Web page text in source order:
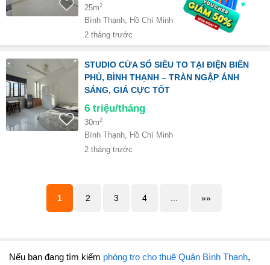
25m2
Bình Thạnh, Hồ Chí Minh
2 tháng trước
STUDIO CỬA SỔ SIÊU TO TẠI ĐIỆN BIÊN
PHỦ, BÌNH THẠNH – TRÀN NGẬP ÁNH
SÁNG, GIÁ CỰC TỐT
6 triệu/tháng
30m2
Bình Thạnh, Hồ Chí Minh
2 tháng trước
1 2 3 4 »»
Nếu bạn đang tìm kiếm phòng trọ cho thuê Quận Bình Thạnh,